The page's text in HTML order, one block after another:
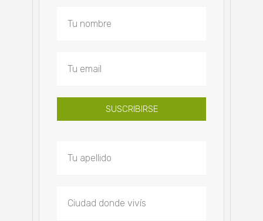
SUSCRIBIRSE